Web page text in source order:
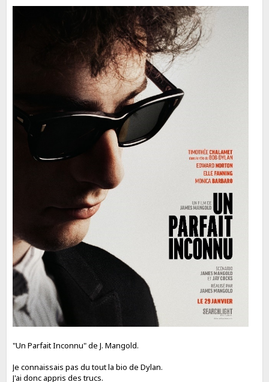
"Un Parfait Inconnu" de J. Mangold.
Je connaissais pas du tout la bio de Dylan.
J'ai donc appris des trucs.